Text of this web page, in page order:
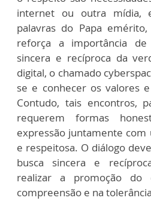
internet ou outra mídia,
palavras do Papa
reforça a importância
sincera e recíproca da
digital, o chamado
se e conhecer os valores
Contudo, tais encontros,
requerem formas
expressão juntamente com
e respeitosa. O diálogo
busca sincera e
realizar a promoção do
compreensão e na